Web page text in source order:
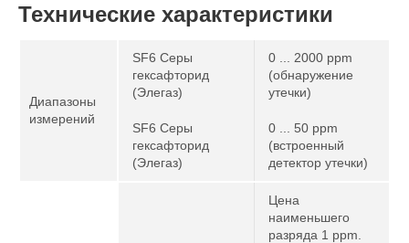
Технические характеристики
Диапазоны
измерений
SF6 Серы
гексафторид
(Элегаз)
0 ... 2000 ppm
(обнаружение
утечки)
SF6 Серы
гексафторид
(Элегаз)
0 ... 50 ppm
(встроенный
детектор утечки)
Цена
наименьшего
разряда 1 ppm.